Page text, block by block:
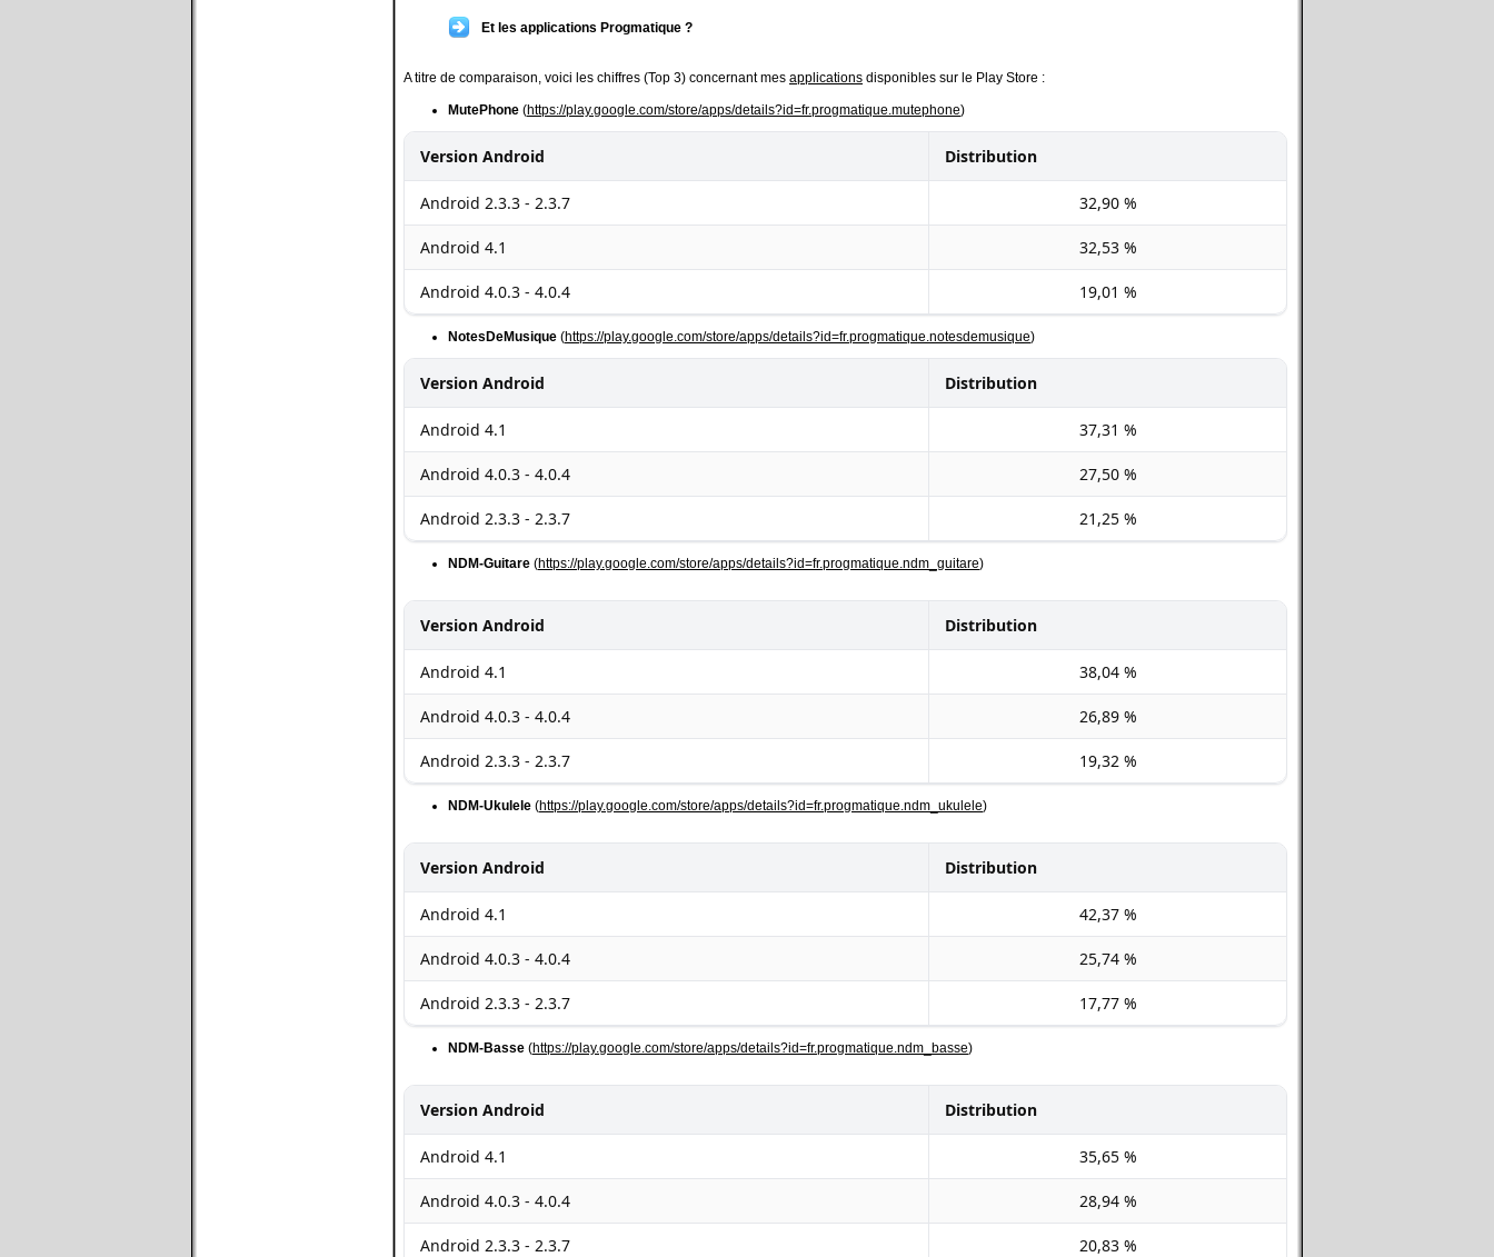
Et les applications Progmatique ?
A titre de comparaison, voici les chiffres (Top 3) concernant mes applications disponibles sur le Play Store :
MutePhone (https://play.google.com/store/apps/details?id=fr.progmatique.mutephone)
Version Android Distribution
Android 2.3.3 - 2.3.7 32,90 %
Android 4.1 32,53 %
Android 4.0.3 - 4.0.4 19,01 %
NotesDeMusique (https://play.google.com/store/apps/details?id=fr.progmatique.notesdemusique)
Version Android Distribution
Android 4.1 37,31 %
Android 4.0.3 - 4.0.4 27,50 %
Android 2.3.3 - 2.3.7 21,25 %
NDM-Guitare (https://play.google.com/store/apps/details?id=fr.progmatique.ndm_guitare)
Version Android Distribution
Android 4.1 38,04 %
Android 4.0.3 - 4.0.4 26,89 %
Android 2.3.3 - 2.3.7 19,32 %
NDM-Ukulele (https://play.google.com/store/apps/details?id=fr.progmatique.ndm_ukulele)
Version Android Distribution
Android 4.1 42,37 %
Android 4.0.3 - 4.0.4 25,74 %
Android 2.3.3 - 2.3.7 17,77 %
NDM-Basse (https://play.google.com/store/apps/details?id=fr.progmatique.ndm_basse)
Version Android Distribution
Android 4.1 35,65 %
Android 4.0.3 - 4.0.4 28,94 %
Android 2.3.3 - 2.3.7 20,83 %